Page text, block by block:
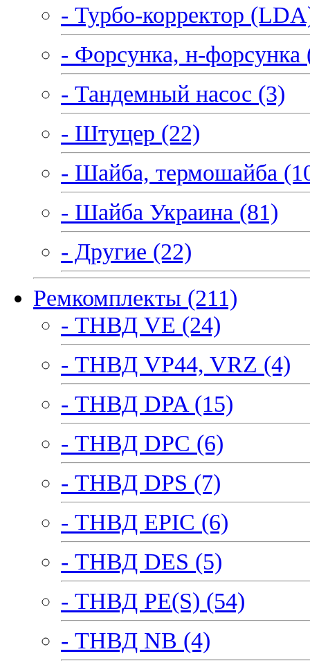
- Турбо-корректор
- Форсунка, н-форсунка
- Тандемный насос (3)
- Штуцер (22)
- Шайба, термошайба
- Шайба Украина (81)
- Другие (22)
Ремкомплекты (211)
- ТНВД VE (24)
- ТНВД VP44, VRZ (4)
- ТНВД DPA (15)
- ТНВД DPC (6)
- ТНВД DPS (7)
- ТНВД EPIC (6)
- ТНВД DES (5)
- ТНВД PE(S) (54)
- ТНВД NB (4)